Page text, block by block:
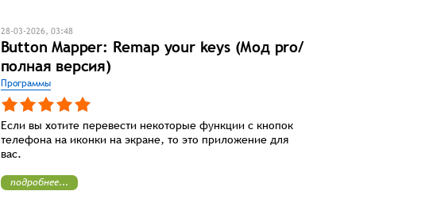
28-03-2026, 03:48
Button Mapper: Remap your keys (Мод pro/
полная версия)
Программы
Если вы хотите перевести некоторые функции с кнопок
телефона на иконки на экране, то это приложение для
вас.
подробнее...